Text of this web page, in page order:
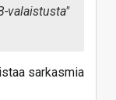
valaistusta"
sarkasmia